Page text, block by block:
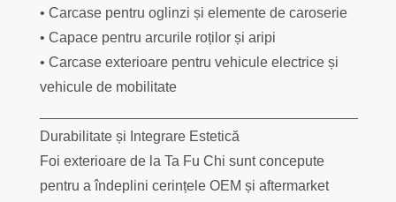
• Carcase pentru oglinzi și elemente de caroserie
• Capace pentru arcurile roților și aripi
• Carcase exterioare pentru vehicule electrice și
vehicule de mobilitate
Durabilitate și Integrare Estetică
Foi exterioare de la Ta Fu Chi sunt concepute
pentru a îndeplini cerințele OEM și aftermarket